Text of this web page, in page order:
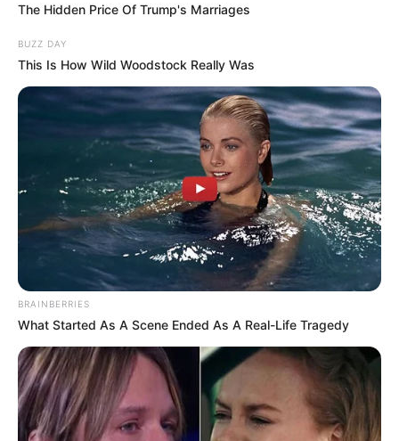
The Hidden Price Of Trump's Marriages
BUZZ DAY
This Is How Wild Woodstock Really Was
BRAINBERRIES
What Started As A Scene Ended As A Real-Life Tragedy